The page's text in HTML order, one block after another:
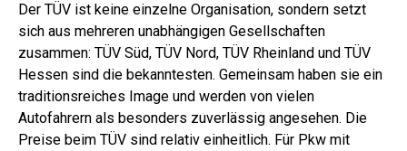
Der TÜV ist keine einzelne Organisation, sondern setzt
sich aus mehreren unabhängigen Gesellschaften
zusammen: TÜV Süd, TÜV Nord, TÜV Rheinland und TÜV
Hessen sind die bekanntesten. Gemeinsam haben sie ein
traditionsreiches Image und werden von vielen
Autofahrern als besonders zuverlässig angesehen. Die
Preise beim TÜV sind relativ einheitlich. Für Pkw mit